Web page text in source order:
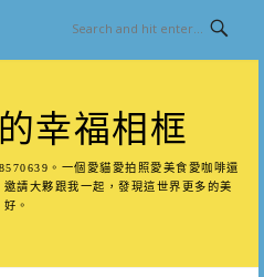
幸福相框
。一個愛貓愛拍照愛美食愛咖啡還
請大夥跟我一起，發現這世界更多的美
好。